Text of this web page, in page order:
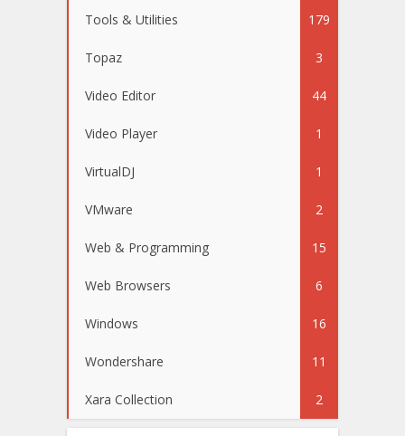
Tools & Utilities 179
Topaz 3
Video Editor 44
Video Player 1
VirtualDJ 1
VMware 2
Web & Programming 15
Web Browsers 6
Windows 16
Wondershare 11
Xara Collection 2